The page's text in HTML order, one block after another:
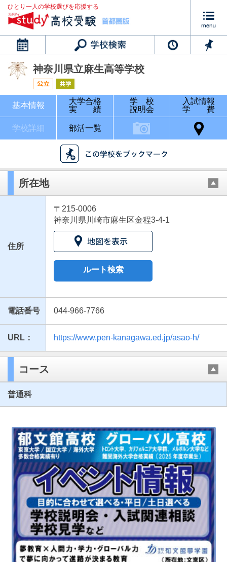
ひとり一人の学校選びを応援する
カレンダー
ブックマークした学校
神奈川県立麻生高等学校
基本情報
大学合格
実 績
学 校
説明会
入試情報
学 費
学校詳細 部活一覧
所在地
住所
〒215-0006
神奈川県川崎市麻生区金程3-4-1
ルート検索
電話番号 044-966-7766
URL： https://www.pen-kanagawa.ed.jp/asao-h/
コース
普通科